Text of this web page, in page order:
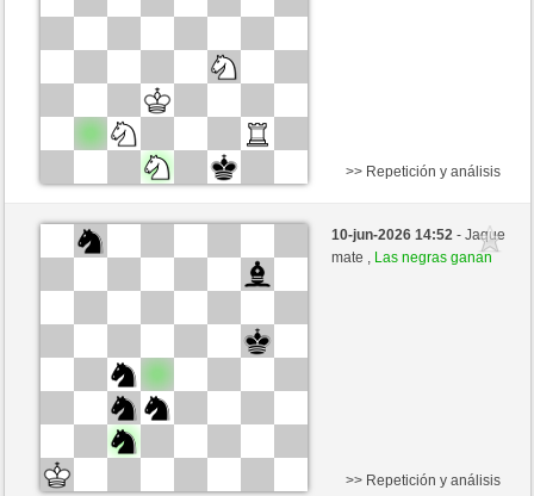
Negras
Stockfish AI nivel 6
Blancas
>> Repetición y análisis
10-jun-2026 14:52- Jaque
mate , Las negras ganan
>> Repetición y análisis